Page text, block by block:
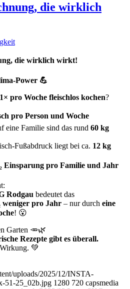
die wirklich
die wirklich wirkt!
Power 💪
pro Woche fleischlos kochen?
pro Person und Woche
eine Familie sind das rund 60 kg
Fußabdruck liegt bei ca. 12 kg
Einsparung pro Familie und Jahr
Rodgau bedeutet das
weniger pro Jahr – nur durch eine
! 😮
Garten 🥕🌿
Rezepte gibt es überall.
💚
uploads/2025/12/INSTA-
51-25_02b.jpg 1280 720 capsmedia